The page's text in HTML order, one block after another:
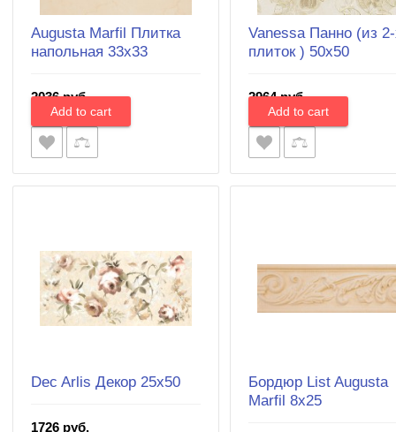
Augusta Marfil Плитка
напольная 33x33
2036 руб.
Vanessa Панно (из
плиток ) 50х50
2964 руб.
Dec Arlis Декор 25х50
1726 руб.
Бордюр List Augusta
Marfil 8x25